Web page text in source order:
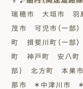
瑞穂市 大垣市 羽
茂市 可児市（一
町 揖斐川町（一
町 神戸町 安八町
部） 北方町 本巣市
那市 ＊中津川市 ＊